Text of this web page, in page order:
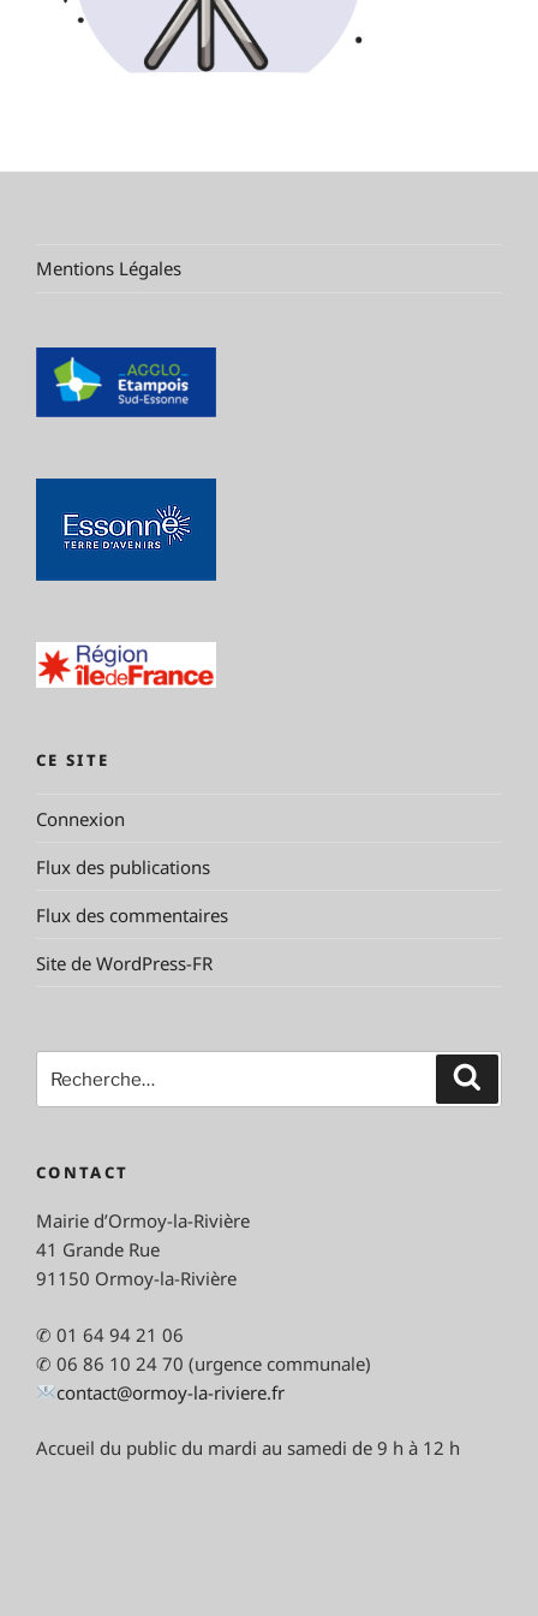
Mentions Légales
CE SITE
Connexion
Flux des publications
Flux des commentaires
Site de WordPress-FR
pour
CONTACT
Mairie d’Ormoy-la-Rivière
41 Grande Rue
91150 Ormoy-la-Rivière
✆ 01 64 94 21 06
✆ 06 86 10 24 70 (urgence communale)
contact@ormoy-la-riviere.fr
Accueil du public du mardi au samedi de 9 h à 12 h